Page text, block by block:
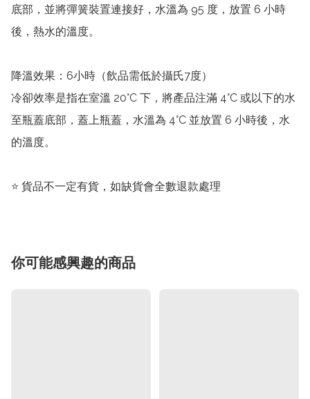
底部，並將彈簧裝置連接好，水溫為 95 度，放置 6 小時
後，熱水的溫度。
降溫效果：6小時（飲品需低於攝氏7度）
冷卻效率是指在室溫 20°C 下，將產品注滿 4°C 或以下的水
至瓶蓋底部，蓋上瓶蓋，水溫為 4°C 並放置 6 小時後，水
的溫度。
⭐️ 貨品不一定有貨，如缺貨會全數退款處理
你可能感興趣的商品